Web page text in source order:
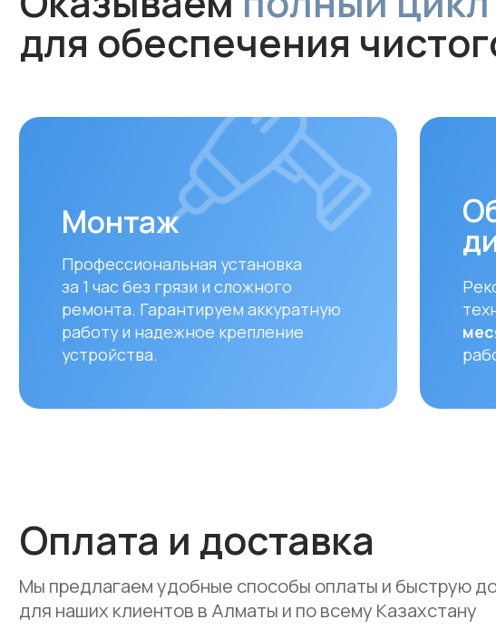
работы
Профессиональная установка
за 1 час без грязи и сложного
ремонта. Гарантируем аккуратную
работу и надежное крепление
устройства.
Оплата и доставка
полной